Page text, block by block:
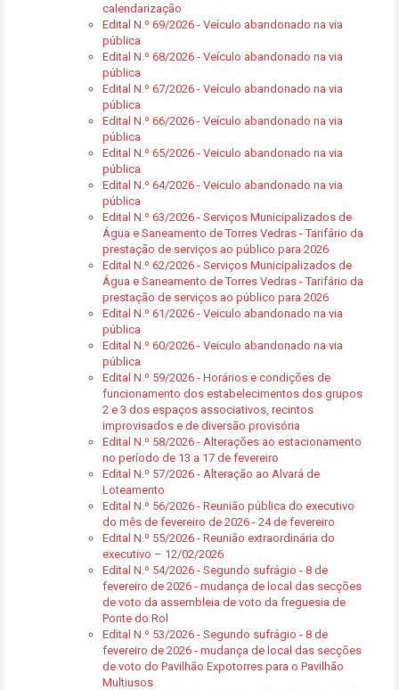
calendarização
Edital N.º 69/2026 - Veículo abandonado na via
pública
Edital N.º 68/2026 - Veículo abandonado na via
pública
Edital N.º 67/2026 - Veículo abandonado na via
pública
Edital N.º 66/2026 - Veículo abandonado na via
pública
Edital N.º 65/2026 - Veiculo abandonado na via
pública
Edital N.º 64/2026 - Veiculo abandonado na via
pública
Edital N.º 63/2026 - Serviços Municipalizados de
Água e Saneamento de Torres Vedras - Tarifário da
prestação de serviços ao público para 2026
Edital N.º 62/2026 - Serviços Municipalizados de
Água e Saneamento de Torres Vedras - Tarifário da
prestação de serviços ao público para 2026
Edital N.º 61/2026 - Veiculo abandonado na via
pública
Edital N.º 60/2026 - Veiculo abandonado na via
pública
Edital N.º 59/2026 - Horários e condições de
funcionamento dos estabelecimentos dos grupos
2 e 3 dos espaços associativos, recintos
improvisados e de diversão provisória
Edital N.º 58/2026 - Alterações ao estacionamento
no período de 13 a 17 de fevereiro
Edital N.º 57/2026 - Alteração ao Alvará de
Loteamento
Edital N.º 56/2026 - Reunião pública do executivo
do mês de fevereiro de 2026 - 24 de fevereiro
Edital N.º 55/2026 - Reunião extraordinária do
executivo – 12/02/2026
Edital N.º 54/2026 - Segundo sufrágio - 8 de
fevereiro de 2026 - mudança de local das secções
de voto da assembleia de voto da freguesia de
Ponte do Rol
Edital N.º 53/2026 - Segundo sufrágio - 8 de
fevereiro de 2026 - mudança de local das secções
de voto do Pavilhão Expotorres para o Pavilhão
Multiusos